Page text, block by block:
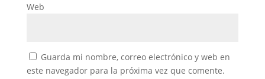
Web
Guarda mi nombre, correo electrónico y web en
este navegador para la próxima vez que comente.